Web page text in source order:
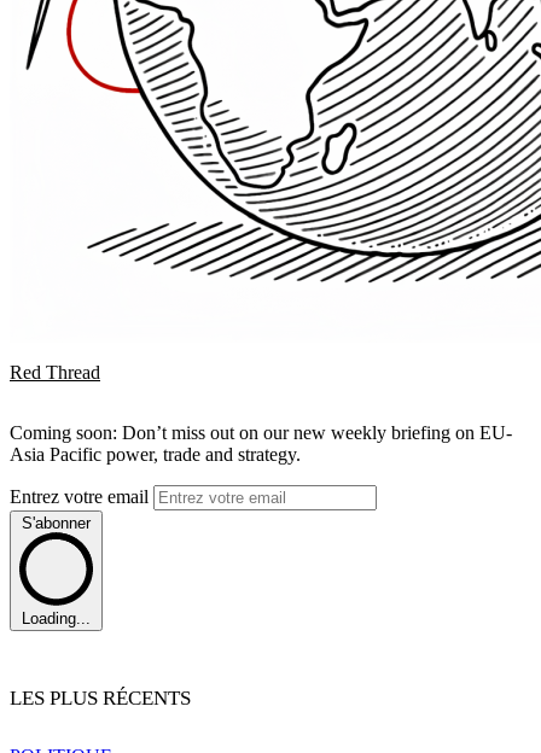
Red Thread
Coming soon: Don’t miss out on our new weekly briefing on EU-
Asia Pacific power, trade and strategy.
Entrez votre email
S'abonner
Loading...
LES PLUS RÉCENTS